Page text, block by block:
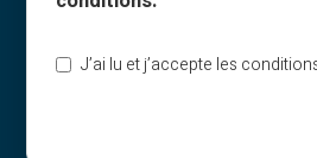
J’ai lu et j’accepte les